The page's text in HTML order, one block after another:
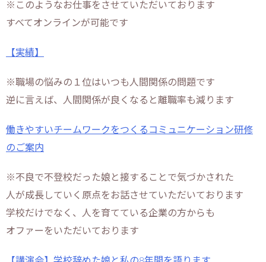
※このようなお仕事をさせていただいております
すべてオンラインが可能です
【実績】
※職場の悩みの１位はいつも人間関係の問題です
逆に言えば、人間関係が良くなると離職率も減ります
働きやすいチームワークをつくるコミュニケーション研修
のご案内
※不良で不登校だった娘と接することで気づかされた
人が成長していく原点をお話させていただいております
学校だけでなく、人を育てている企業の方からも
オファーをいただいております